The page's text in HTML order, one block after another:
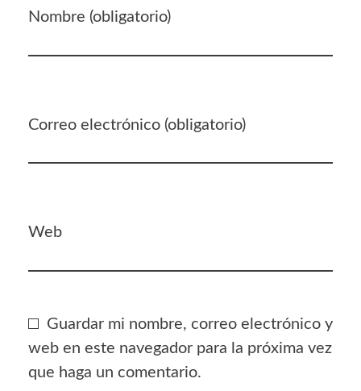
Nombre (obligatorio)
Correo electrónico (obligatorio)
Web
Guardar mi nombre, correo electrónico y
web en este navegador para la próxima vez
que haga un comentario.